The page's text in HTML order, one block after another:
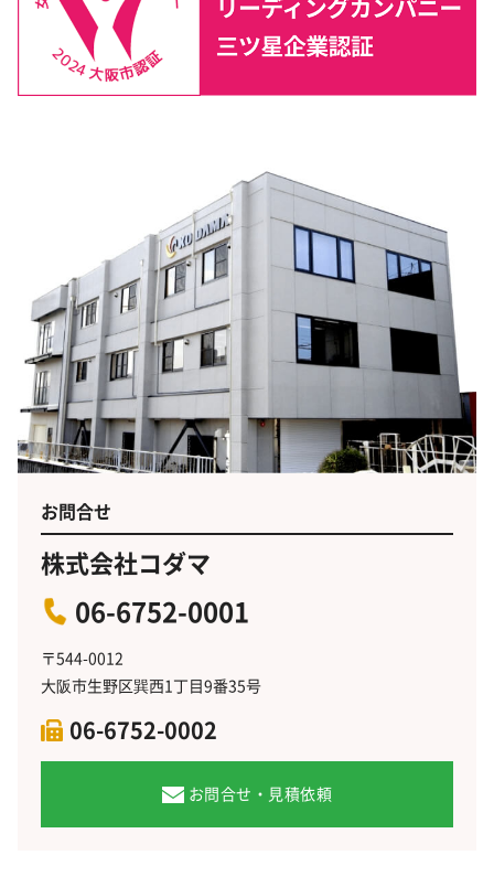
お問合せ
株式会社コダマ
06-6752-0001
〒544-0012
大阪市生野区巽西1丁目9番35号
06-6752-0002
お問合せ・見積依頼